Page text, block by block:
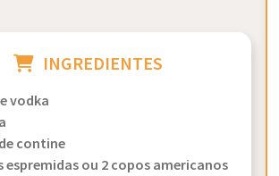
INGREDIENTES
vodka
contine
espremidas ou 2 copos americanos